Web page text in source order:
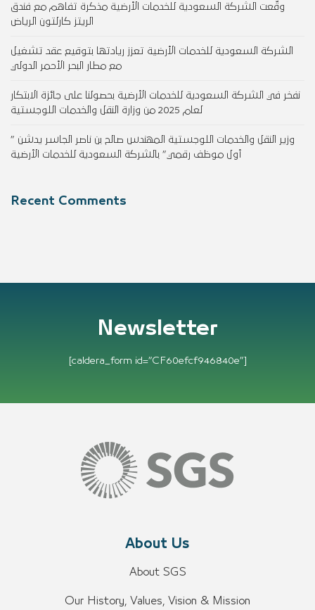
وقّعت الشركة السعودية للخدمات الأرضية مذكرة تفاهم مع فندق
الريتز كارلتون الرياض
الشركة السعودية للخدمات الأرضية تعزز ريادتها بتوقيع عقد تشغيل
مع مطار البحر الأحمر الدولي
نفخر في الشركة السعودية للخدمات الأرضية بحصولنا على جائزة الابتكار
لعام 2025 من وزارة النقل والخدمات اللوجستية
وزير النقل والخدمات اللوجستية المهندس صالح بن ناصر الجاسر يدشن ”
أول موظف رقمي” بالشركة السعودية للخدمات الأرضية
Recent Comments
Newsletter
[caldera_form id=”CF60efcf946840e”]
About Us
About SGS
Our History, Values, Vision & Mission